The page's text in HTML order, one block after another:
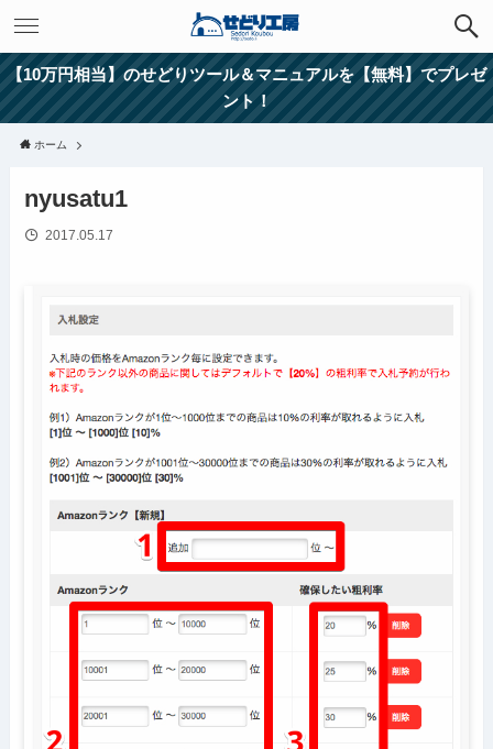
【10万円相当】のせどりツール＆マニュアルを【無料】でプレゼ
ント！
ホーム
nyusatu1
2017.05.17